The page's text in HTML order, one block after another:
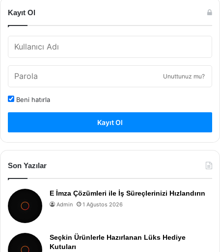
Kayıt Ol
Unuttunuz mu?
Beni hatırla
Kayıt Ol
Son Yazılar
E İmza Çözümleri ile İş Süreçlerinizi Hızlandırın
Admin 1 Ağustos 2026
Seçkin Ürünlerle Hazırlanan Lüks Hediye
Kutuları